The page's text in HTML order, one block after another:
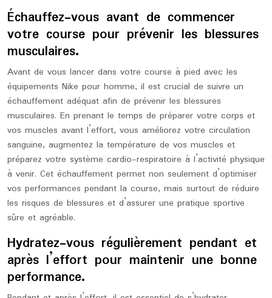
Échauffez-vous avant de commencer
votre course pour prévenir les blessures
musculaires.
Avant de vous lancer dans votre course à pied avec les
équipements Nike pour homme, il est crucial de suivre un
échauffement adéquat afin de prévenir les blessures
musculaires. En prenant le temps de préparer votre corps et
vos muscles avant l’effort, vous améliorez votre circulation
sanguine, augmentez la température de vos muscles et
préparez votre système cardio-respiratoire à l’activité physique
à venir. Cet échauffement permet non seulement d’optimiser
vos performances pendant la course, mais surtout de réduire
les risques de blessures et d’assurer une pratique sportive
sûre et agréable.
Hydratez-vous régulièrement pendant et
après l’effort pour maintenir une bonne
performance.